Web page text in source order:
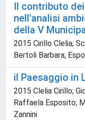
Il contributo
nell'analisi
della V
2015 Cirillo Clelia;
Bertoli Barbara;
il Paesaggio in
2015 Clelia Cirillo;
Raffaela Esposito;
Zannini